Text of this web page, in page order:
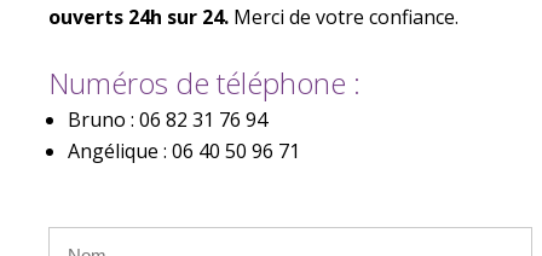
ouverts 24h sur 24. Merci de votre confiance.
Numéros de téléphone :
Bruno : 06 82 31 76 94
Angélique : 06 40 50 96 71